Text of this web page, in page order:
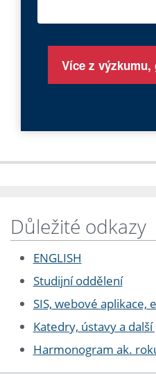
Více z
Důležité odkazy
ENGLISH
Studijní oddělení
SIS, webové aplikace,
Katedry, ústavy a
Harmonogram ak.